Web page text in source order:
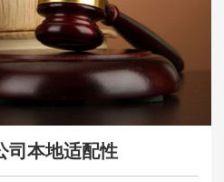
司本地适配性